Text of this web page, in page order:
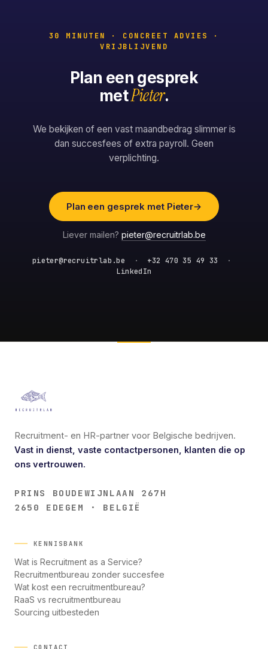
30 MINUTEN · CONCREET ADVIES ·
VRIJBLIJVEND
Plan een gesprek
metPieter.
We bekijken of een vast maandbedrag slimmer is
dan succesfees of extra payroll. Geen
verplichting.
Plan een gesprek met Pieter→
Liever mailen? pieter@recruitrlab.be
pieter@recruitrlab.be · +32 470 35 49 33 ·
LinkedIn
Recruitment- en HR-partner voor Belgische bedrijven.
Vast in dienst, vaste contactpersonen, klanten die op
ons vertrouwen.
PRINS BOUDEWIJNLAAN 267H
2650 EDEGEM · BELGIË
KENNISBANK
Wat is Recruitment as a Service?
Recruitmentbureau zonder succesfee
Wat kost een recruitmentbureau?
RaaS vs recruitmentbureau
Sourcing uitbesteden
CONTACT